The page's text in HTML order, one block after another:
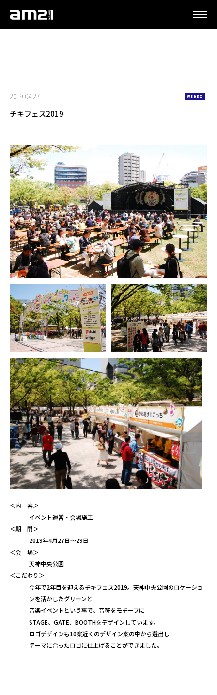
2019.04.27 WORKS
チキフェス2019
＜内 容＞
イベント運営・会場施工
＜期 間＞
2019年4月27日～29日
＜会 場＞
天神中央公園
＜こだわり＞
今年で2年目を迎えるチキフェス2019。天神中央公園のロケーショ
ンを活かしたグリーンと
音楽イベントという事で、音符をモチーフに
STAGE、GATE、BOOTHをデザインしています。
ロゴデザインも10案近くのデザイン案の中から選出し
テーマに合ったロゴに仕上げることができました。